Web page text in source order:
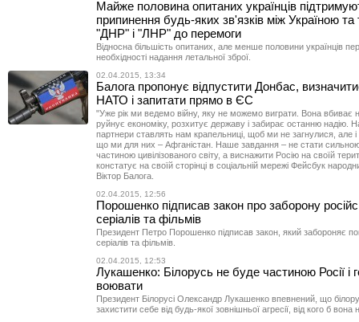
Майже половина опитаних українців
припинення будь-яких зв'язків між Україною та
"ДНР" і "ЛНР" до перемоги
Відносна більшість опитаних, але менше половини українців
необхідності надання летальної зброї.
02.04.2015, 13:34
Балога пропонує відпустити Донбас,
НАТО і запитати прямо в ЄС
"Уже рік ми ведемо війну, яку не можемо виграти. Вона вбиває
руйнує економіку, розхитує державу і забирає останню надію.
партнери ставлять нам крапельниці, щоб ми не загнулися, але
що ми для них – Афганістан. Наше завдання – не стати
частиною цивілізованого світу, а виснажити Росію на своїй
констатує на своїй сторінці в соціальній мережі Фейсбук
Віктор Балога.
02.04.2015, 12:56
Порошенко підписав закон про заборону
серіалів та фільмів
Президент Петро Порошенко підписав закон, який забороняє
серіалів та фільмів.
02.04.2015, 12:53
Лукашенко: Білорусь не буде частиною Росії і
воювати
Президент Білорусі Олександр Лукашенко впевнений, що
захистити себе від будь-якої зовнішньої агресії, від кого б